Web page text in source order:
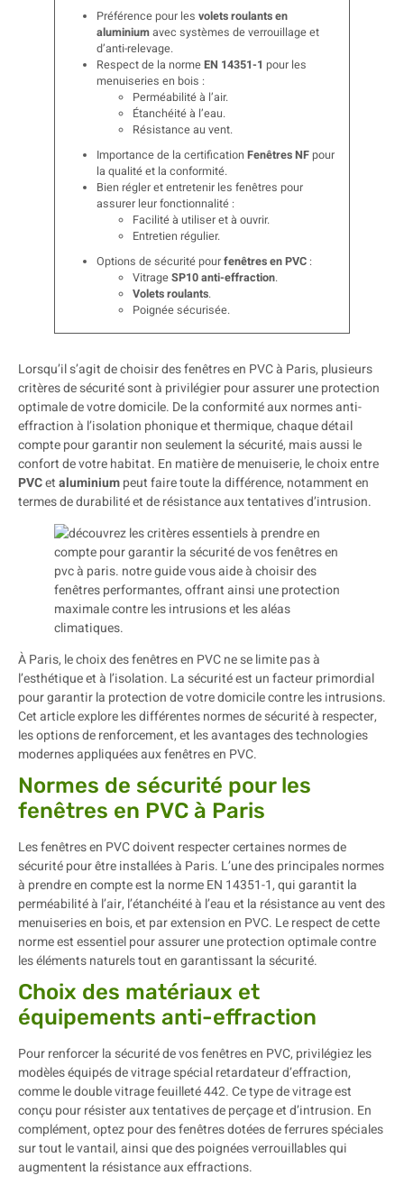
Préférence pour lesvolets roulants en
aluminiumavec systèmes de verrouillage et
d’anti-relevage.
Respect de la normeEN 14351-1 pour les
menuiseries en bois :
Perméabilité à l’air.
Étanchéité à l’eau.
Résistance au vent.
Importance de la certificationFenêtres NFpour
la qualité et la conformité.
Bien régler et entretenir les fenêtres pour
assurer leur fonctionnalité :
Facilité à utiliser et à ouvrir.
Entretien régulier.
Options de sécurité pourfenêtres en PVC :
VitrageSP10 anti-effraction.
Volets roulants.
Poignée sécurisée.
Lorsqu’il s’agit de choisir des fenêtres en PVC à Paris, plusieurs
critères de sécurité sont à privilégier pour assurer une protection
optimale de votre domicile. De la conformité aux normes anti-
effraction à l’isolation phonique et thermique, chaque détail
compte pour garantir non seulement la sécurité, mais aussi le
confort de votre habitat. En matière de menuiserie, le choix entre
PVCetaluminiumpeut faire toute la différence, notamment en
termes de durabilité et de résistance aux tentatives d’intrusion.
À Paris, le choix des fenêtres en PVC ne se limite pas à
l’esthétique et à l’isolation. La sécurité est un facteur primordial
pour garantir la protection de votre domicile contre les intrusions.
Cet article explore les différentes normes de sécurité à respecter,
les options de renforcement, et les avantages des technologies
modernes appliquées aux fenêtres en PVC.
Normes de sécurité pour les
fenêtres en PVC à Paris
Les fenêtres en PVC doivent respecter certaines normes de
sécurité pour être installées à Paris. L’une des principales normes
à prendre en compte est la norme EN 14351-1, qui garantit la
perméabilité à l’air, l’étanchéité à l’eau et la résistance au vent des
menuiseries en bois, et par extension en PVC. Le respect de cette
norme est essentiel pour assurer une protection optimale contre
les éléments naturels tout en garantissant la sécurité.
Choix des matériaux et
équipements anti-effraction
Pour renforcer la sécurité de vos fenêtres en PVC, privilégiez les
modèles équipés de vitrage spécial retardateur d’effraction,
comme le double vitrage feuilleté 442. Ce type de vitrage est
conçu pour résister aux tentatives de perçage et d’intrusion. En
complément, optez pour des fenêtres dotées de ferrures spéciales
sur tout le vantail, ainsi que des poignées verrouillables qui
augmentent la résistance aux effractions.